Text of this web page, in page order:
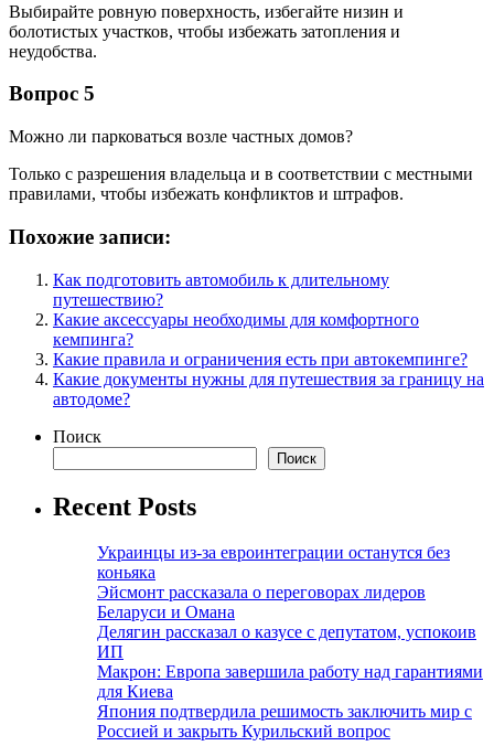
Выбирайте ровную поверхность, избегайте низин и
болотистых участков, чтобы избежать затопления и
неудобства.
Вопрос 5
Можно ли парковаться возле частных домов?
Только с разрешения владельца и в соответствии с местными
правилами, чтобы избежать конфликтов и штрафов.
Похожие записи:
Как подготовить автомобиль к длительному
путешествию?
Какие аксессуары необходимы для комфортного
кемпинга?
Какие правила и ограничения есть при автокемпинге?
Какие документы нужны для путешествия за границу на
автодоме?
Поиск
Поиск
Recent Posts
Украинцы из-за евроинтеграции останутся без
коньяка
Эйсмонт рассказала о переговорах лидеров
Беларуси и Омана
Делягин рассказал о казусе с депутатом, успокоив
ИП
Макрон: Европа завершила работу над гарантиями
для Киева
Япония подтвердила решимость заключить мир с
Россией и закрыть Курильский вопрос